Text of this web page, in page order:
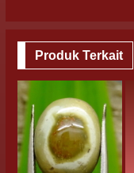
Produk Terkait